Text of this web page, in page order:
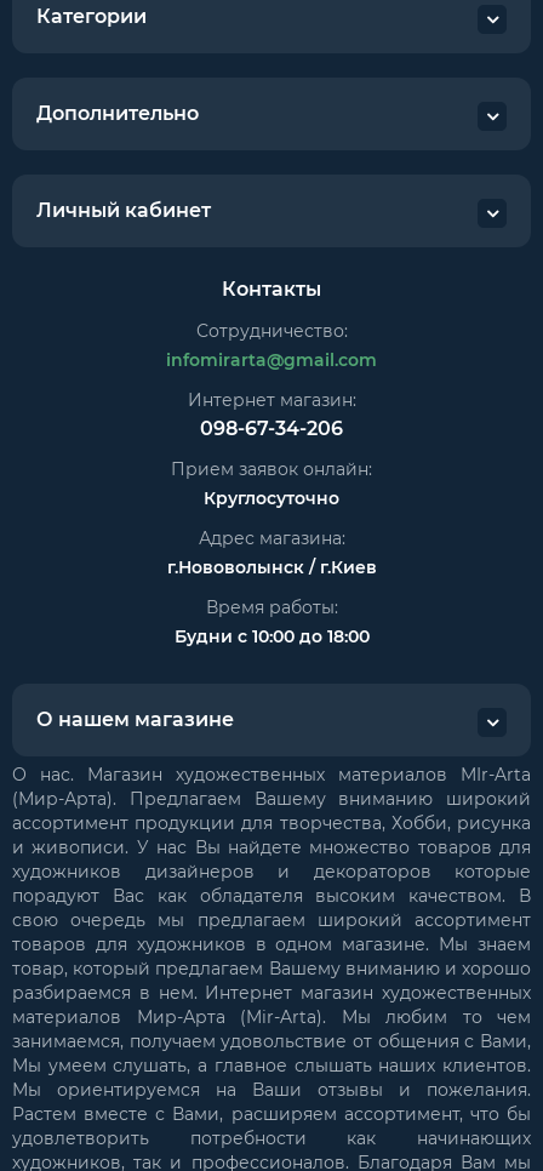
Категории
Дополнительно
Личный кабинет
Контакты
Сотрудничество:
infomirarta@gmail.com
Интернет магазин:
098-67-34-206
Прием заявок онлайн:
Круглосуточно
Адрес магазина:
г.Нововолынск / г.Киев
Время работы:
Будни с 10:00 до 18:00
О нашем магазине
О нас. Магазин художественных материалов MIr-Arta
(Мир-Арта). Предлагаем Вашему вниманию широкий
ассортимент продукции для творчества, Хобби, рисунка
и живописи. У нас Вы найдете множество товаров для
художников дизайнеров и декораторов которые
порадуют Вас как обладателя высоким качеством. В
свою очередь мы предлагаем широкий ассортимент
товаров для художников в одном магазине. Мы знаем
товар, который предлагаем Вашему вниманию и хорошо
разбираемся в нем. Интернет магазин художественных
материалов Мир-Арта (Mir-Arta). Мы любим то чем
занимаемся, получаем удовольствие от общения с Вами,
Мы умеем слушать, а главное слышать наших клиентов.
Мы ориентируемся на Ваши отзывы и пожелания.
Растем вместе с Вами, расширяем ассортимент, что бы
удовлетворить потребности как начинающих
художников, так и профессионалов. Благодаря Вам мы